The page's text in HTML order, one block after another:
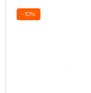
-10%